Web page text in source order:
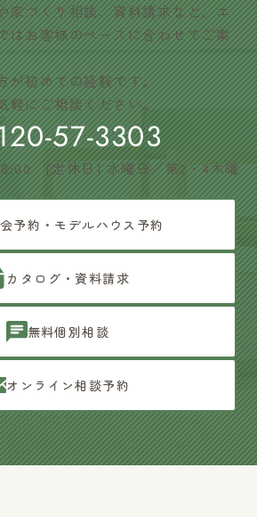
家づくり相談、資料請求など、エ
はお客様のペースに合わせてご案
が初めての経験です。
軽にご相談ください。
57-3303
[定休日] 水曜日／第2・4木曜
予約・モデルハウス予約
カタログ・資料請求
無料個別相談
オンライン相談予約